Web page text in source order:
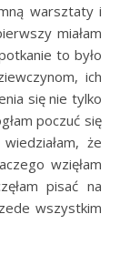
warsztaty i
miałam
to było
ich
się nie tylko
poczuć się
że
wzięłam
pisać na
wszystkim